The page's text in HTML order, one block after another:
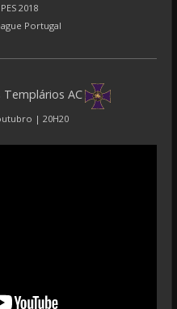
2018
Portugal
Templários AC
| 20H20